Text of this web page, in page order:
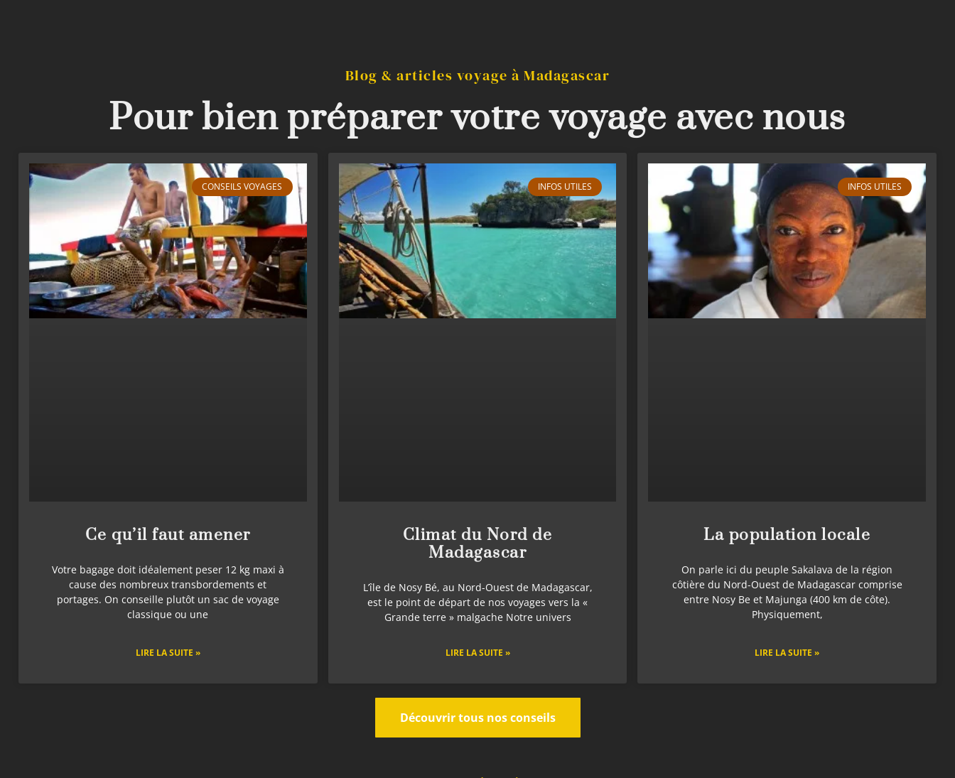
Blog & articles voyage à Madagascar
Pour bien préparer votre voyage avec nous
CONSEILS VOYAGES
Ce qu’il faut amener
Votre bagage doit idéalement peser 12 kg maxi à
cause des nombreux transbordements et
portages. On conseille plutôt un sac de voyage
classique ou une
LIRE LA SUITE »
INFOS UTILES
Climat du Nord de
Madagascar
L’île de Nosy Bé, au Nord-Ouest de Madagascar,
est le point de départ de nos voyages vers la «
Grande terre » malgache Notre univers
LIRE LA SUITE »
INFOS UTILES
La population locale
On parle ici du peuple Sakalava de la région
côtière du Nord-Ouest de Madagascar comprise
entre Nosy Be et Majunga (400 km de côte).
Physiquement,
LIRE LA SUITE »
Découvrir tous nos conseils